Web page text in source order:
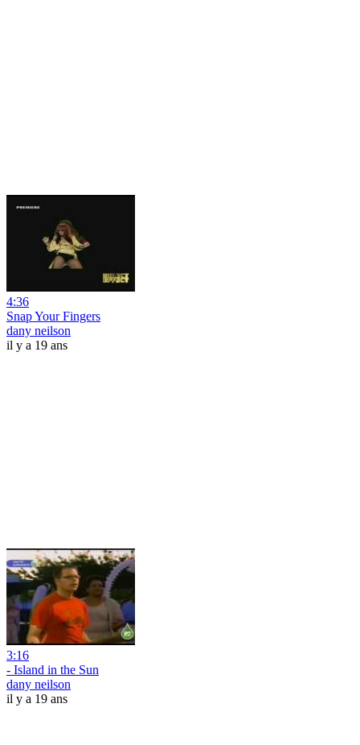
4:36
Snap Your Fingers
dany neilson
il y a 19 ans
3:16
- Island in the Sun
dany neilson
il y a 19 ans